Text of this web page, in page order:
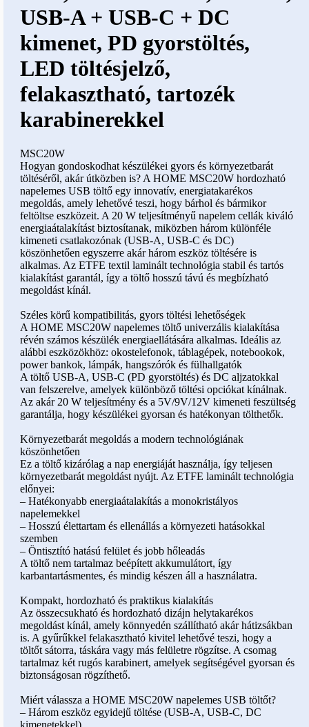
USB-A + USB-C + DC
kimenet, PD gyorstöltés,
LED töltésjelző,
felakasztható, tartozék
karabinerekkel
MSC20W
Hogyan gondoskodhat készülékei gyors és környezetbarát
töltéséről, akár útközben is? A HOME MSC20W hordozható
napelemes USB töltő egy innovatív, energiatakarékos
megoldás, amely lehetővé teszi, hogy bárhol és bármikor
feltöltse eszközeit. A 20 W teljesítményű napelem cellák kiváló
energiaátalakítást biztosítanak, miközben három különféle
kimeneti csatlakozónak (USB-A, USB-C és DC)
köszönhetően egyszerre akár három eszköz töltésére is
alkalmas. Az ETFE textil laminált technológia stabil és tartós
kialakítást garantál, így a töltő hosszú távú és megbízható
megoldást kínál.
Széles körű kompatibilitás, gyors töltési lehetőségek
A HOME MSC20W napelemes töltő univerzális kialakítása
révén számos készülék energiaellátására alkalmas. Ideális az
alábbi eszközökhöz: okostelefonok, táblagépek, notebookok,
power bankok, lámpák, hangszórók és fülhallgatók
A töltő USB-A, USB-C (PD gyorstöltés) és DC aljzatokkal
van felszerelve, amelyek különböző töltési opciókat kínálnak.
Az akár 20 W teljesítmény és a 5V/9V/12V kimeneti feszültség
garantálja, hogy készülékei gyorsan és hatékonyan tölthetők.
Környezetbarát megoldás a modern technológiának
köszönhetően
Ez a töltő kizárólag a nap energiáját használja, így teljesen
környezetbarát megoldást nyújt. Az ETFE laminált technológia
előnyei:
– Hatékonyabb energiaátalakítás a monokristályos
napelemekkel
– Hosszú élettartam és ellenállás a környezeti hatásokkal
szemben
– Öntisztító hatású felület és jobb hőleadás
A töltő nem tartalmaz beépített akkumulátort, így
karbantartásmentes, és mindig készen áll a használatra.
Kompakt, hordozható és praktikus kialakítás
Az összecsukható és hordozható dizájn helytakarékos
megoldást kínál, amely könnyedén szállítható akár hátizsákban
is. A gyűrűkkel felakasztható kivitel lehetővé teszi, hogy a
töltőt sátorra, táskára vagy más felületre rögzítse. A csomag
tartalmaz két rugós karabinert, amelyek segítségével gyorsan és
biztonságosan rögzíthető.
Miért válassza a HOME MSC20W napelemes USB töltőt?
– Három eszköz egyidejű töltése (USB-A, USB-C, DC
kimenetekkel)